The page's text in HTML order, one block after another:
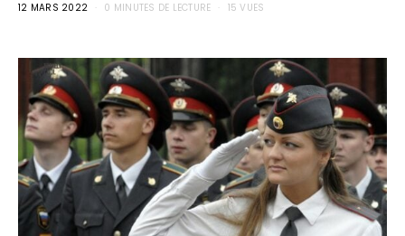
12 MARS 2022 0 MINUTES DE LECTURE 15 VUES